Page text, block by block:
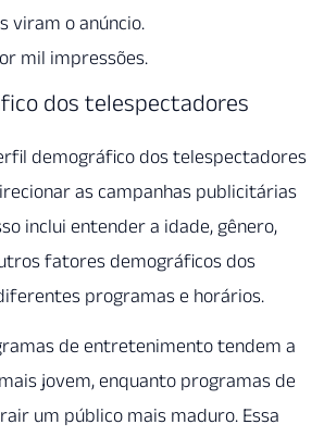
viram o anúncio.
mil impressões.
dos telespectadores
demográfico dos telespectadores
as campanhas publicitárias
inclui entender a idade, gênero,
fatores demográficos dos
programas e horários.
de entretenimento tendem a
jovem, enquanto programas de
um público mais maduro. Essa